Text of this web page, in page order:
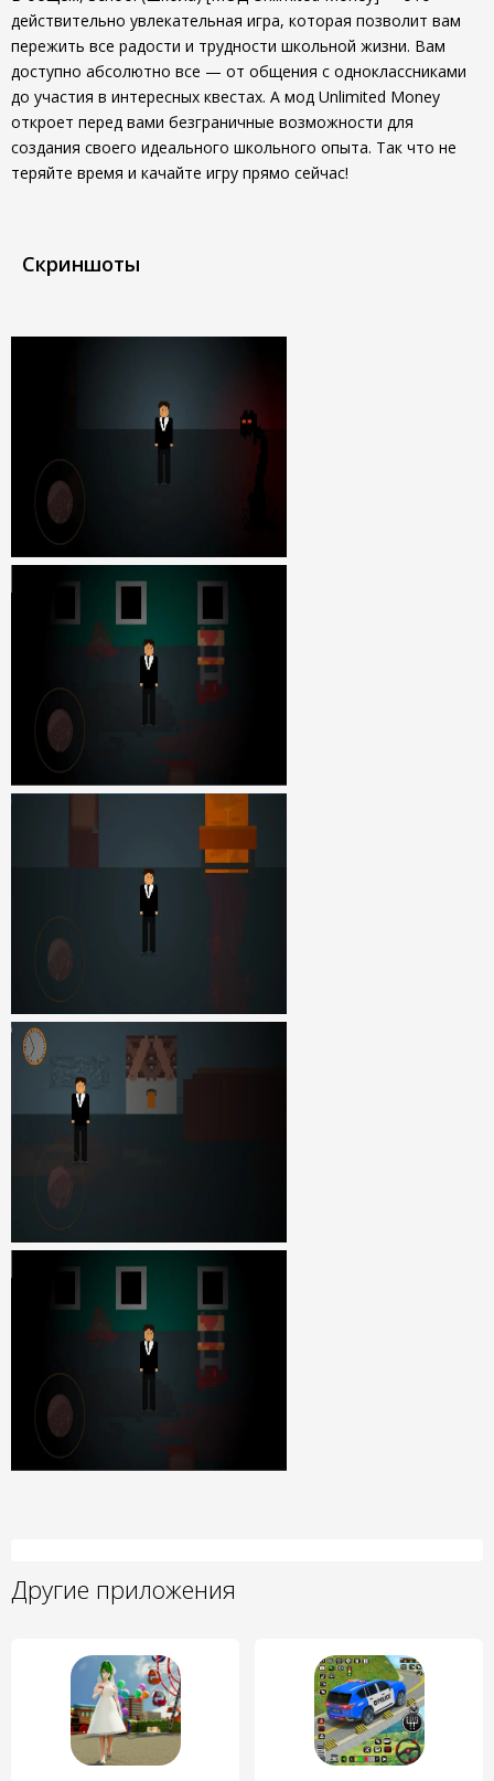
действительно увлекательная игра, которая позволит вам
пережить все радости и трудности школьной жизни. Вам
доступно абсолютно все — от общения с одноклассниками
до участия в интересных квестах. А мод Unlimited Money
откроет перед вами безграничные возможности для
создания своего идеального школьного опыта. Так что не
теряйте время и качайте игру прямо сейчас!
Скриншоты
Другие приложения